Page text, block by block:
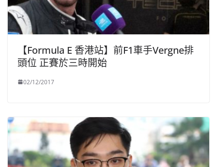
【Formula E 香港站】前F1車手Vergne排
頭位 正賽於三時開始
02/12/2017